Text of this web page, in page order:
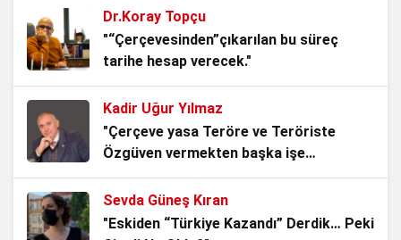
TBMM’nin Yok Hükmü
1 ay önce
AKP’li Başkan Tek Bir Demeci ile 6
Anayasa Maddesini Çiğnedi.
Bu, Düzen ile Düzülenin oyunu! Akademik
Dr.Koray Topçu
"“Çerçevesinden”çıkarılan bu süreç
tarihe hesap verecek."
Kadir Uğur Yılmaz
"Çerçeve yasa Teröre ve Teröriste
Özgüven vermekten başka işe
YARAMAZ!"
Sevda Güneş Kıran
"Eskiden “Türkiye Kazandı” Derdik… Peki